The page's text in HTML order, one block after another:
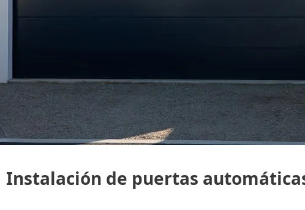
Instalación de puertas